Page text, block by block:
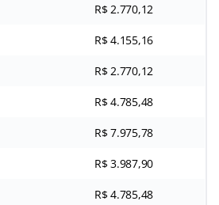
R$ 2.770,12
R$ 4.155,16
R$ 2.770,12
R$ 4.785,48
R$ 7.975,78
R$ 3.987,90
R$ 4.785,48